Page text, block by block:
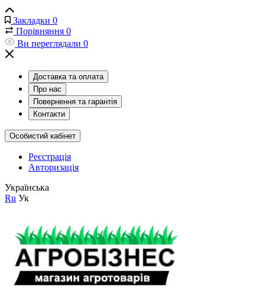
Закладки 0
Порівняння 0
Ви переглядали 0
Доставка та оплата
Про нас
Повернення та гарантія
Контакти
Особистий кабінет
Реєстрація
Авторизація
Українська
Ru Ук